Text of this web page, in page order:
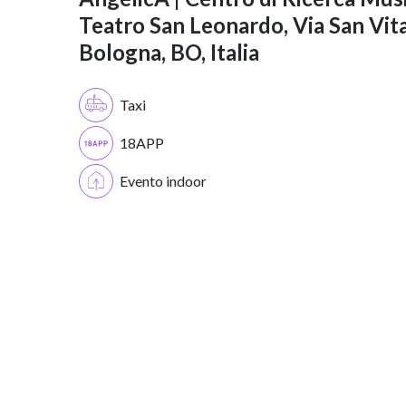
Teatro San Leonardo, Via San
Bologna, BO, Italia
Taxi
18APP
Evento indoor